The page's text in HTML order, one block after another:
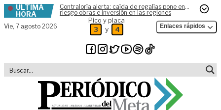
Skip to content
ÚLTIMA
HORA
Contraloría alerta: caída de regalías pone en
riesgo obras e inversión en las regiones
Vie, 7 agosto 2026
Pico y placa
3 y 4 Enlaces rápidos